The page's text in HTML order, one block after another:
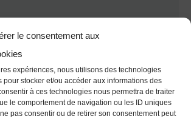
le consentement aux
expériences, nous utilisons des technologies
pour stocker et/ou accéder aux informations des
à ces technologies nous permettra de traiter
le comportement de navigation ou les ID uniques
pas consentir ou de retirer son consentement peut
PRÉCÉDENT